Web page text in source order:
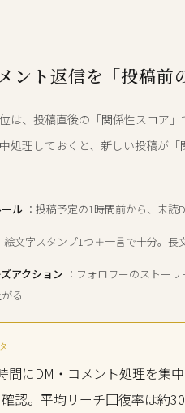
ント返信を「投稿前
は、投稿直後の「関係性スコア
処理しておくと、新しい投稿が
ル ：投稿予定の1時間前から、未
絵文字スタンプ1つ＋一言で十分。長
アクション ：フォロワーのストー
る
間にDM・コメント処理を集中
認。平均リーチ回復率は約30